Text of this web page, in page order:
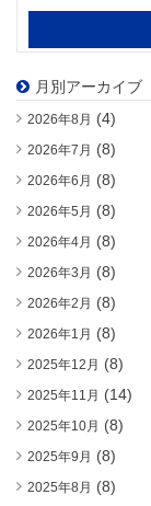
月別アーカイブ
2026年8月 (4)
2026年7月 (8)
2026年6月 (8)
2026年5月 (8)
2026年4月 (8)
2026年3月 (8)
2026年2月 (8)
2026年1月 (8)
2025年12月 (8)
2025年11月 (14)
2025年10月 (8)
2025年9月 (8)
2025年8月 (8)